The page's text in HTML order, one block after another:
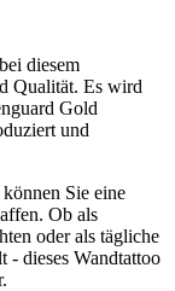
diesem
Qualität. Es wird
Gold
und
Sie eine
Ob als
oder als tägliche
- dieses Wandtattoo